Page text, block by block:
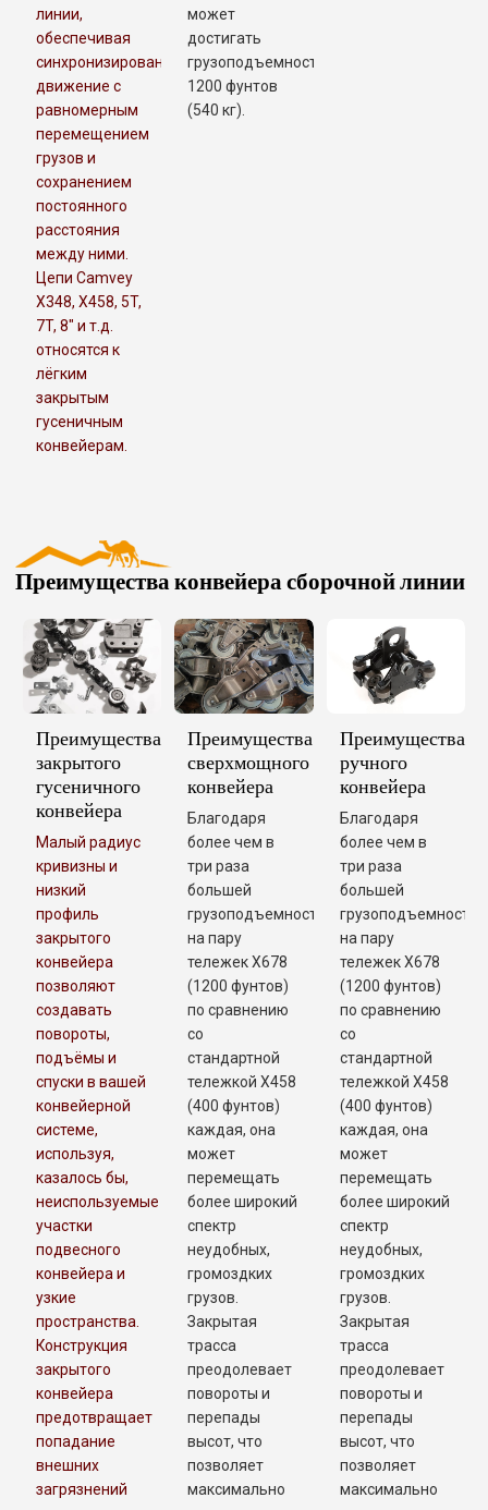
линии,
обеспечивая
синхронизированное
движение с
равномерным
перемещением
грузов и
сохранением
постоянного
расстояния
между ними.
Цепи Camvey
X348, X458, 5T,
7T, 8" и т.д.
относятся к
лёгким
закрытым
гусеничным
конвейерам.
может
достигать
грузоподъемности
1200 фунтов
(540 кг).
Преимущества конвейера сборочной линии
Преимущества
закрытого
гусеничного
конвейера
Малый радиус
кривизны и
низкий
профиль
закрытого
конвейера
позволяют
создавать
повороты,
подъёмы и
спуски в вашей
конвейерной
системе,
используя,
казалось бы,
неиспользуемые
участки
подвесного
конвейера и
узкие
пространства.
Конструкция
закрытого
конвейера
предотвращает
попадание
внешних
загрязнений
Преимущества
сверхмощного
конвейера
Благодаря
более чем в
три раза
большей
грузоподъемности
на пару
тележек X678
(1200 фунтов)
по сравнению
со
стандартной
тележкой X458
(400 фунтов)
каждая, она
может
перемещать
более широкий
спектр
неудобных,
громоздких
грузов.
Закрытая
трасса
преодолевает
повороты и
перепады
высот, что
позволяет
максимально
Преимущества
ручного
конвейера
Благодаря
более чем в
три раза
большей
грузоподъемности
на пару
тележек X678
(1200 фунтов)
по сравнению
со
стандартной
тележкой X458
(400 фунтов)
каждая, она
может
перемещать
более широкий
спектр
неудобных,
громоздких
грузов.
Закрытая
трасса
преодолевает
повороты и
перепады
высот, что
позволяет
максимально